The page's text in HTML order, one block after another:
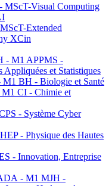
Visual Computing
Extended
XCin
- M1 APPMS -
Appliquées et Statistiques
BH - Biologie et Santé
CI - Chimie et
- Système Cyber
- Physique des Hautes
- Innovation, Entreprise
- M1 MJH -